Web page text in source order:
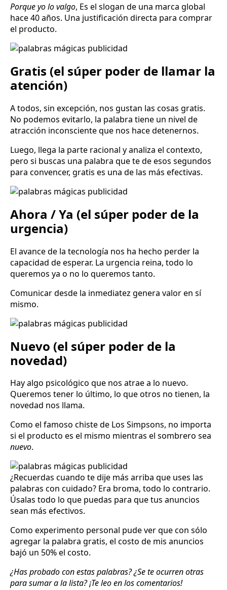
Porque yo lo valgo, Es el slogan de una marca global
hace 40 años. Una justificación directa para comprar
el producto.
Gratis (el súper poder de llamar la
atención)
A todos, sin excepción, nos gustan las cosas gratis.
No podemos evitarlo, la palabra tiene un nivel de
atracción inconsciente que nos hace detenernos.
Luego, llega la parte racional y analiza el contexto,
pero si buscas una palabra que te de esos segundos
para convencer, gratis es una de las más efectivas.
Ahora / Ya (el súper poder de la
urgencia)
El avance de la tecnología nos ha hecho perder la
capacidad de esperar. La urgencia reina, todo lo
queremos ya o no lo queremos tanto.
Comunicar desde la inmediatez genera valor en sí
mismo.
Nuevo (el súper poder de la
novedad)
Hay algo psicológico que nos atrae a lo nuevo.
Queremos tener lo último, lo que otros no tienen, la
novedad nos llama.
Como el famoso chiste de Los Simpsons, no importa
si el producto es el mismo mientras el sombrero sea
nuevo.
¿Recuerdas cuando te dije más arriba que uses las
palabras con cuidado? Era broma, todo lo contrario.
Úsalas todo lo que puedas para que tus anuncios
sean más efectivos.
Como experimento personal pude ver que con sólo
agregar la palabra gratis, el costo de mis anuncios
bajó un 50% el costo.
¿Has probado con estas palabras? ¿Se te ocurren otras
para sumar a la lista? ¡Te leo en los comentarios!